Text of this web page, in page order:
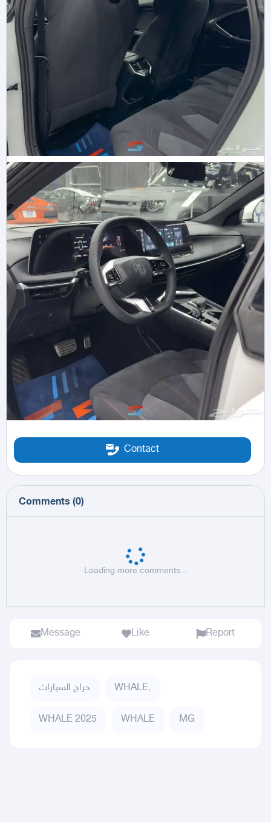
Contact
Comments (0)
Loading more comments...
Message Like Report
حراج السيارات WHALE,
WHALE 2025 WHALE MG